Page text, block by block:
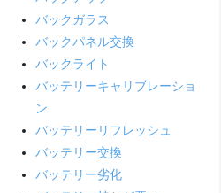
バックガラス
バックパネル交換
バックライト
バッテリーキャリブレーショ
ン
バッテリーリフレッシュ
バッテリー交換
バッテリー劣化